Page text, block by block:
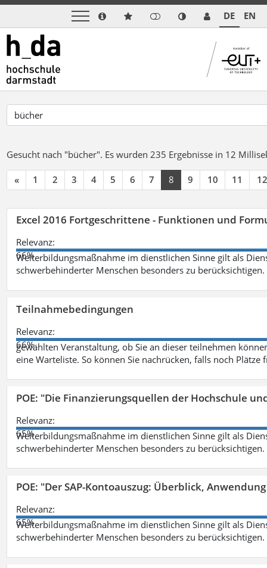
DE EN
Gesucht nach "bücher". Es wurden 235 Ergebnisse in 12
« 1 2 3 4 5 6 7 8 9 10 11 12
Excel 2016 Fortgeschrittene - Funktionen und
Relevanz:
66%
Weiterbildungsmaßnahme im dienstlichen Sinne gilt als
schwerbehinderter Menschen besonders zu berücksichtigen.
Teilnahmebedingungen
Relevanz:
66%
gewählten Veranstaltung, ob Sie an dieser teilnehmen
eine Warteliste. So können Sie nachrücken, falls noch Plätze
POE: "Die Finanzierungsquellen der Hochschule
Relevanz:
65%
Weiterbildungsmaßnahme im dienstlichen Sinne gilt als
schwerbehinderter Menschen besonders zu berücksichtigen.
POE: "Der SAP-Kontoauszug: Überblick,
Relevanz:
65%
Weiterbildungsmaßnahme im dienstlichen Sinne gilt als
schwerbehinderter Menschen besonders zu berücksichtigen.